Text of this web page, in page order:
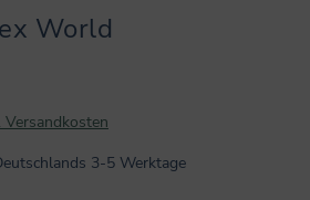
World
3-5 Werktage